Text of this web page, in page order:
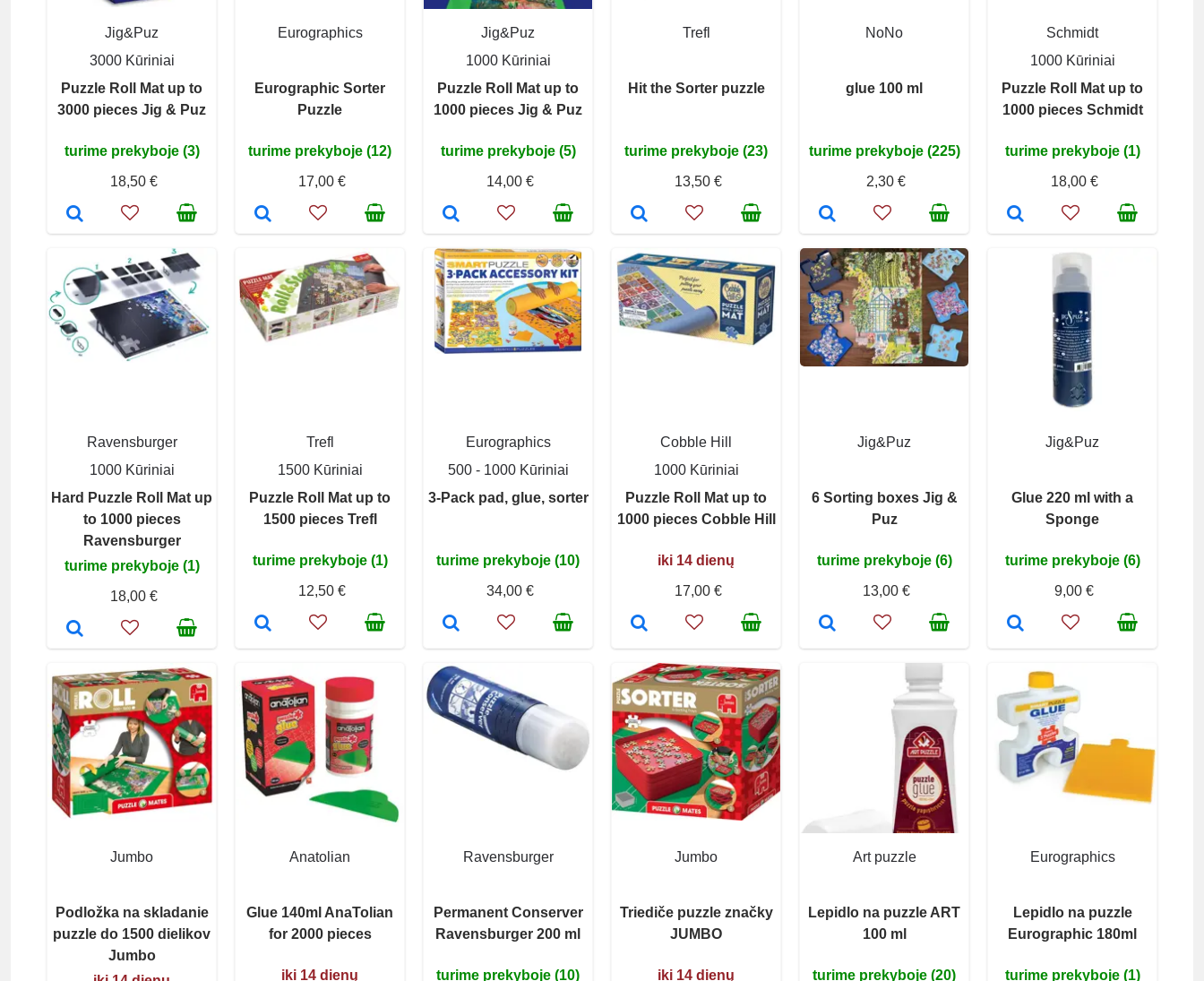
Jig&Puz
3000 Kūriniai
Puzzle Roll Mat up to
3000 pieces Jig & Puz
turime prekyboje (3)
18,50 €
Eurographics
Eurographic Sorter
Puzzle
turime prekyboje (12)
17,00 €
Jig&Puz
1000 Kūriniai
Puzzle Roll Mat up to
1000 pieces Jig & Puz
turime prekyboje (5)
14,00 €
Trefl
Hit the Sorter puzzle
turime prekyboje (23)
13,50 €
NoNo
glue 100 ml
turime prekyboje (225)
2,30 €
Schmidt
1000 Kūriniai
Puzzle Roll Mat up to
1000 pieces Schmidt
turime prekyboje (1)
18,00 €
Ravensburger
1000 Kūriniai
Hard Puzzle Roll Mat up
to 1000 pieces
Ravensburger
turime prekyboje (1)
18,00 €
Trefl
1500 Kūriniai
Puzzle Roll Mat up to
1500 pieces Trefl
turime prekyboje (1)
12,50 €
Eurographics
500 - 1000 Kūriniai
3-Pack pad, glue, sorter
turime prekyboje (10)
34,00 €
Cobble Hill
1000 Kūriniai
Puzzle Roll Mat up to
1000 pieces Cobble Hill
iki 14 dienų
17,00 €
Jig&Puz
6 Sorting boxes Jig &
Puz
turime prekyboje (6)
13,00 €
Jig&Puz
Glue 220 ml with a
Sponge
turime prekyboje (6)
9,00 €
Jumbo
Podložka na skladanie
puzzle do 1500 dielikov
Jumbo
Anatolian
Glue 140ml AnaTolian
for 2000 pieces
iki 14 dienų
Ravensburger
Permanent Conserver
Ravensburger 200 ml
turime prekyboje (10)
Jumbo
Triediče puzzle značky
JUMBO
iki 14 dienų
Art puzzle
Lepidlo na puzzle ART
100 ml
turime prekyboje (20)
Eurographics
Lepidlo na puzzle
Eurographic 180ml
turime prekyboje (1)